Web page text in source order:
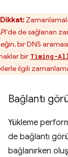
Dikkat:
de sağlanan
bir DNS
bir Timing-
ilgili
Bağlantı
Yükleme
de bağlantı
bağlanırken